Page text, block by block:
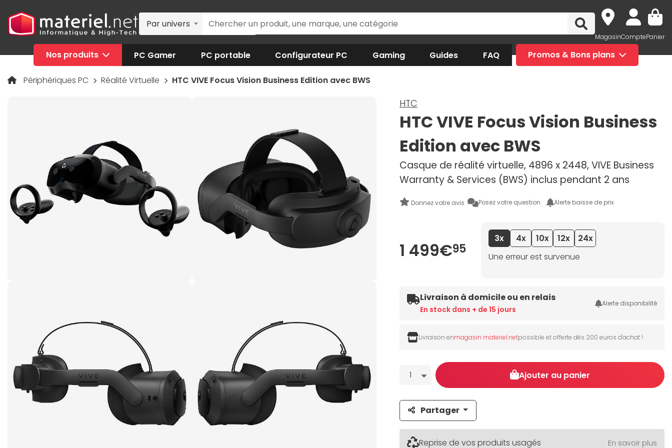
Par univers
MagasinComptePanier
Nos produits PC Gamer PC portable Configurateur PC Gaming Guides FAQ Promos & Bons plans
Périphériques PC Réalité Virtuelle HTC VIVE Focus Vision Business Edition avec BWS
HTC
HTC VIVE Focus Vision Business
Edition avec BWS
Casque de réalité virtuelle, 4896 x 2448, VIVE Business
Warranty & Services (BWS) inclus pendant 2 ans
Donnez votre avis Posez votre question Alerte baisse de prix
1 499€95
3x 4x 10x 12x
24x
Une erreur est survenue
Livraison à domicile ou en relais
En stock dans + de 15 jours
Alerte disponibilité
Livraison enmagasin materiel.netpossible et offerte dès 200 euros d'achat !
Quantité
1 Ajouter au panier
Partager
Reprise de vos produits usagés En savoir plus